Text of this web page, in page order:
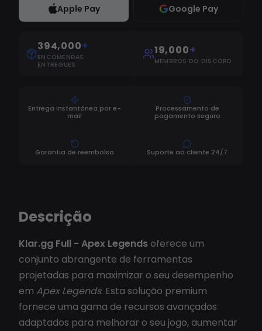
Apple Pay Google Pay
394,000+
ENCOMENDAS
ENTREGUES
19,000+
MEMBROS DO DISCORD
Entrega instantânea por e-
mail
Processamento de
pagamento seguro
Garantia de reembolso Suporte ao cliente 24/7
Descrição
Klar.gg Full - Apex Legends oferece um
conjunto abrangente de ferramentas
projetadas para maximizar o seu desempenho
em Apex Legends. Esta solução premium
fornece uma gama de recursos avançados
adaptados para melhorar o seu jogo, aumentar